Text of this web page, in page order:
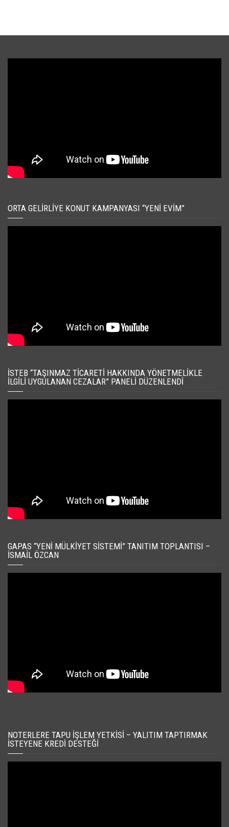
ORTA GELIRLIYE KONUT KAMPANYASI “YENI EVIM”
İSTEB “TAŞINMAZ TICARETI HAKKINDA YÖNETMELIKLE
İLGILI UYGULANAN CEZALAR” PANELI DÜZENLENDI
GAPAS “YENI MÜLKIYET SISTEMI” TANITIM TOPLANTISI –
İSMAIL ÖZCAN
NOTERLERE TAPU İŞLEM YETKISI – YALITIM TAPTIRMAK
İSTEYENE KREDI DESTEĞI